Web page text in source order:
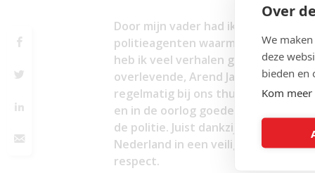
Over
We
deze
bieden en
Kom
Door mijn vader had ik ook een
politieagenten waarmee mijn
heb ik veel verhalen gehoord. Drie
overlevende, Arend Japin, was de
regelmatig bij ons thuis. Naast ons
en in de oorlog goede ervaringen
de politie. Juist dankzij de politie en
Nederland in een veilig land.
respect.